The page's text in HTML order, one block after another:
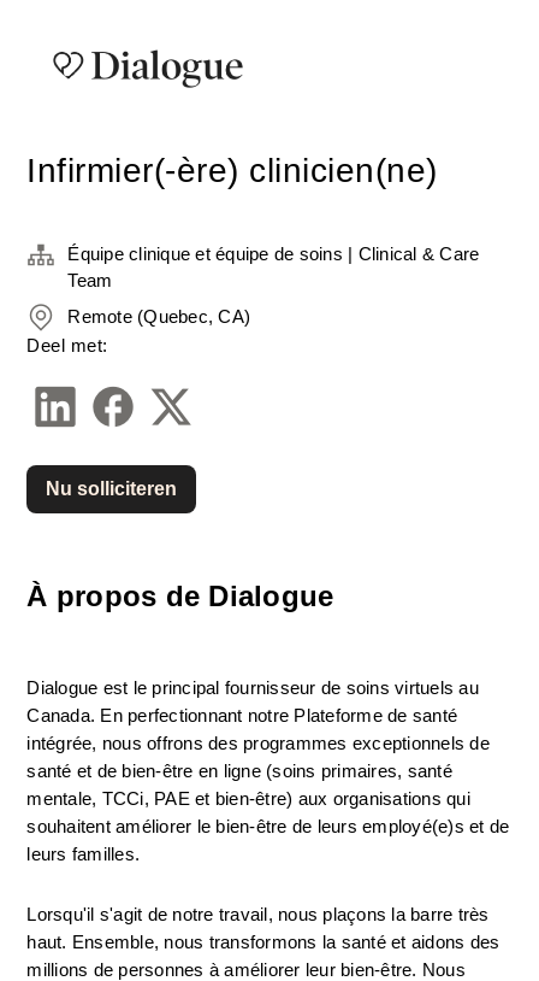
Infirmier(-ère) clinicien(ne)
À propos de Dialogue
Dialogue est le principal fournisseur de soins virtuels au
Canada. En perfectionnant notre Plateforme de santé
intégrée, nous offrons des programmes exceptionnels de
santé et de bien-être en ligne (soins primaires, santé
mentale, TCCi, PAE et bien-être) aux organisations qui
souhaitent améliorer le bien-être de leurs employé(e)s et de
leurs familles.
Lorsqu'il s'agit de notre travail, nous plaçons la barre très
haut. Ensemble, nous transformons la santé et aidons des
millions de personnes à améliorer leur bien-être. Nous
Équipe clinique et équipe de soins | Clinical & Care
Team
Remote (Quebec, CA)
Deel met:
Nu solliciteren